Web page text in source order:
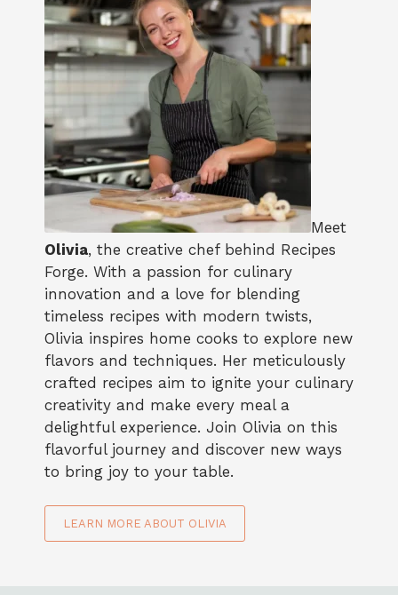
Meet
Olivia, the creative chef behind Recipes
Forge. With a passion for culinary
innovation and a love for blending
timeless recipes with modern twists,
Olivia inspires home cooks to explore new
flavors and techniques. Her meticulously
crafted recipes aim to ignite your culinary
creativity and make every meal a
delightful experience. Join Olivia on this
flavorful journey and discover new ways
to bring joy to your table.
LEARN MORE ABOUT OLIVIA